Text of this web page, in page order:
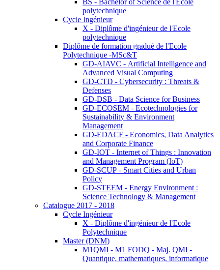
BS - Bachelor of Science de l'Ecole
polytechnique
Cycle Ingénieur
X - Diplôme d'ingénieur de l'Ecole
polytechnique
Diplôme de formation gradué de l'Ecole
Polytechnique -MSc&T
GD-AIAVC - Artificial Intelligence and
Advanced Visual Computing
GD-CTD - Cybersecurity : Threats &
Defenses
GD-DSB - Data Science for Business
GD-ECOSEM - Ecotechnologies for
Sustainability & Environment
Management
GD-EDACF - Economics, Data Analytics
and Corporate Finance
GD-IOT - Internet of Things : Innovation
and Management Program (IoT)
GD-SCUP - Smart Cities and Urban
Policy
GD-STEEM - Energy Environment :
Science Technology & Management
Catalogue 2017 - 2018
Cycle Ingénieur
X - Diplôme d'ingénieur de l'Ecole
Polytechnique
Master (DNM)
M1QMI - M1 FODQ - Maj. QMI -
Quantique, mathematiques, informatique